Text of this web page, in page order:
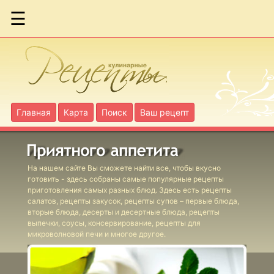
☰
Главная Карта Поиск Ваш рецепт
На нашем сайте Вы сможете найти все, чтобы вкусно
готовить - здесь собраны самые популярные рецепты
приготовления самых разных блюд. Здесь есть рецепты
салатов, рецепты закусок, рецепты супов – первые блюда,
вторые блюда, десерты и десертные блюда, рецепты
выпечки, соусы, консервирование, рецепты для
микроволновой печи и многое другое.
Феттучине с
грибами
Голубцы с
грибами
Голубцы с
пшеном
Грибы с
овощами
Кабачки в
помидорах